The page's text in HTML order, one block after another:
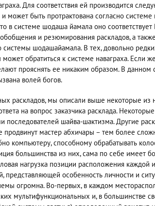
Для соответствия ей производится
может быть протрактована согласно системе
в системе шодаша йамала оно соответствует
и резюмирования раскладов, а
шодашайамала. В тех, довольно
обратиться к системе наваграха. Если
прояснять ее никаким образом. В данном
волей богов.
раскладов, мы описали выше некоторые из
на вопрос заказчика расклада.
последователей шайва-шактизма. Другие
продвинут мастер абхичары – тем более
компьютеру, способному обрабатывать
большинства из них, сама по себе имеет
нагрузка позиции расположения
представляющей особенность личности и
огромна. Во-первых, в каждом
мультифункциональных и, в большинстве